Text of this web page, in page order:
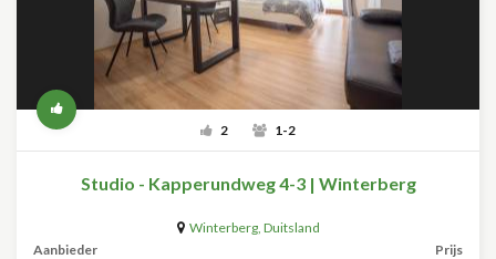
2 1-2
Studio - Kapperundweg 4-3 | Winterberg
Winterberg, Duitsland
Aanbieder
Prijs